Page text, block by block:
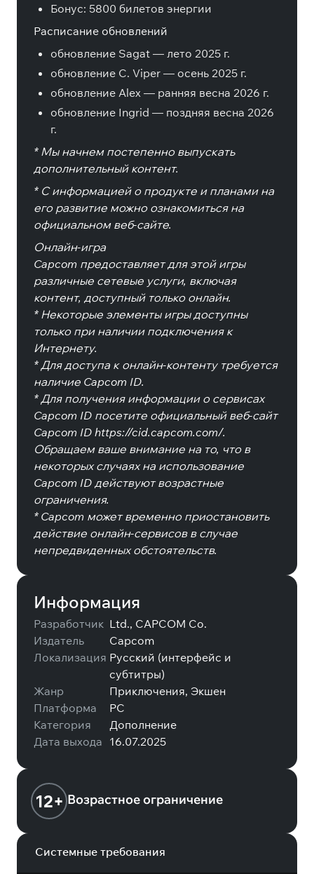
Бонус: 5800 билетов энергии
Расписание обновлений
обновление Sagat — лето 2025 г.
обновление C. Viper — осень 2025 г.
обновление Alex — ранняя весна 2026 г.
обновление Ingrid — поздняя весна 2026
г.
* Мы начнем постепенно выпускать
дополнительный контент.
* С информацией о продукте и планами на
его развитие можно ознакомиться на
официальном веб-сайте.
Онлайн-игра
Capcom предоставляет для этой игры
различные сетевые услуги, включая
контент, доступный только онлайн.
* Некоторые элементы игры доступны
только при наличии подключения к
Интернету.
* Для доступа к онлайн-контенту требуется
наличие Capcom ID.
* Для получения информации о сервисах
Capcom ID посетите официальный веб-сайт
Capcom ID https://cid.capcom.com/.
Обращаем ваше внимание на то, что в
некоторых случаях на использование
Capcom ID действуют возрастные
ограничения.
* Capcom может временно приостановить
действие онлайн-сервисов в случае
непредвиденных обстоятельств.
Информация
Разработчик Ltd., CAPCOM Co.
Издатель
Capcom
Локализация Русский (интерфейс и
субтитры)
Жанр
Приключения, Экшен
Платформа
PC
Категория
Дополнение
Дата выхода 16.07.2025
12+ Возрастное ограничение
Системные требования